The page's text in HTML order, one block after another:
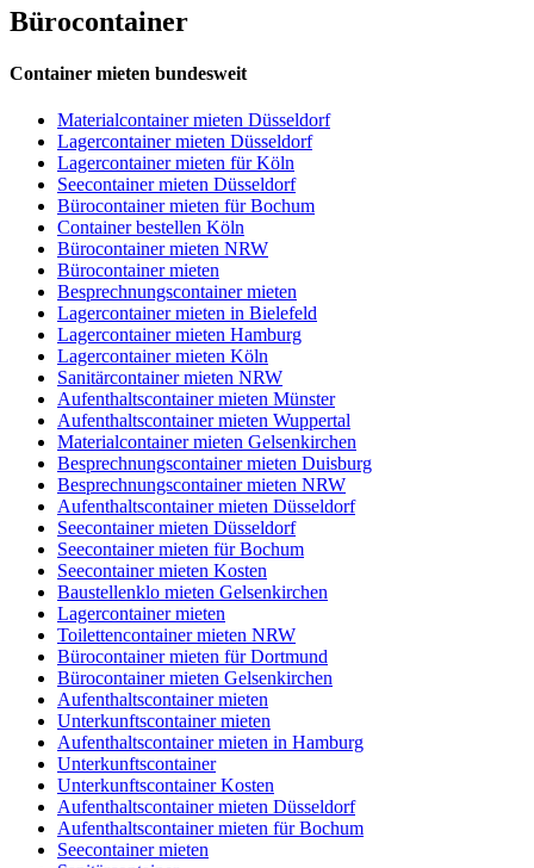
Bürocontainer
Container mieten bundesweit
Materialcontainer mieten Düsseldorf
Lagercontainer mieten Düsseldorf
Lagercontainer mieten für Köln
Seecontainer mieten Düsseldorf
Bürocontainer mieten für Bochum
Container bestellen Köln
Bürocontainer mieten NRW
Bürocontainer mieten
Besprechnungscontainer mieten
Lagercontainer mieten in Bielefeld
Lagercontainer mieten Hamburg
Lagercontainer mieten Köln
Sanitärcontainer mieten NRW
Aufenthaltscontainer mieten Münster
Aufenthaltscontainer mieten Wuppertal
Materialcontainer mieten Gelsenkirchen
Besprechnungscontainer mieten Duisburg
Besprechnungscontainer mieten NRW
Aufenthaltscontainer mieten Düsseldorf
Seecontainer mieten Düsseldorf
Seecontainer mieten für Bochum
Seecontainer mieten Kosten
Baustellenklo mieten Gelsenkirchen
Lagercontainer mieten
Toilettencontainer mieten NRW
Bürocontainer mieten für Dortmund
Bürocontainer mieten Gelsenkirchen
Aufenthaltscontainer mieten
Unterkunftscontainer mieten
Aufenthaltscontainer mieten in Hamburg
Unterkunftscontainer
Unterkunftscontainer Kosten
Aufenthaltscontainer mieten Düsseldorf
Aufenthaltscontainer mieten für Bochum
Seecontainer mieten